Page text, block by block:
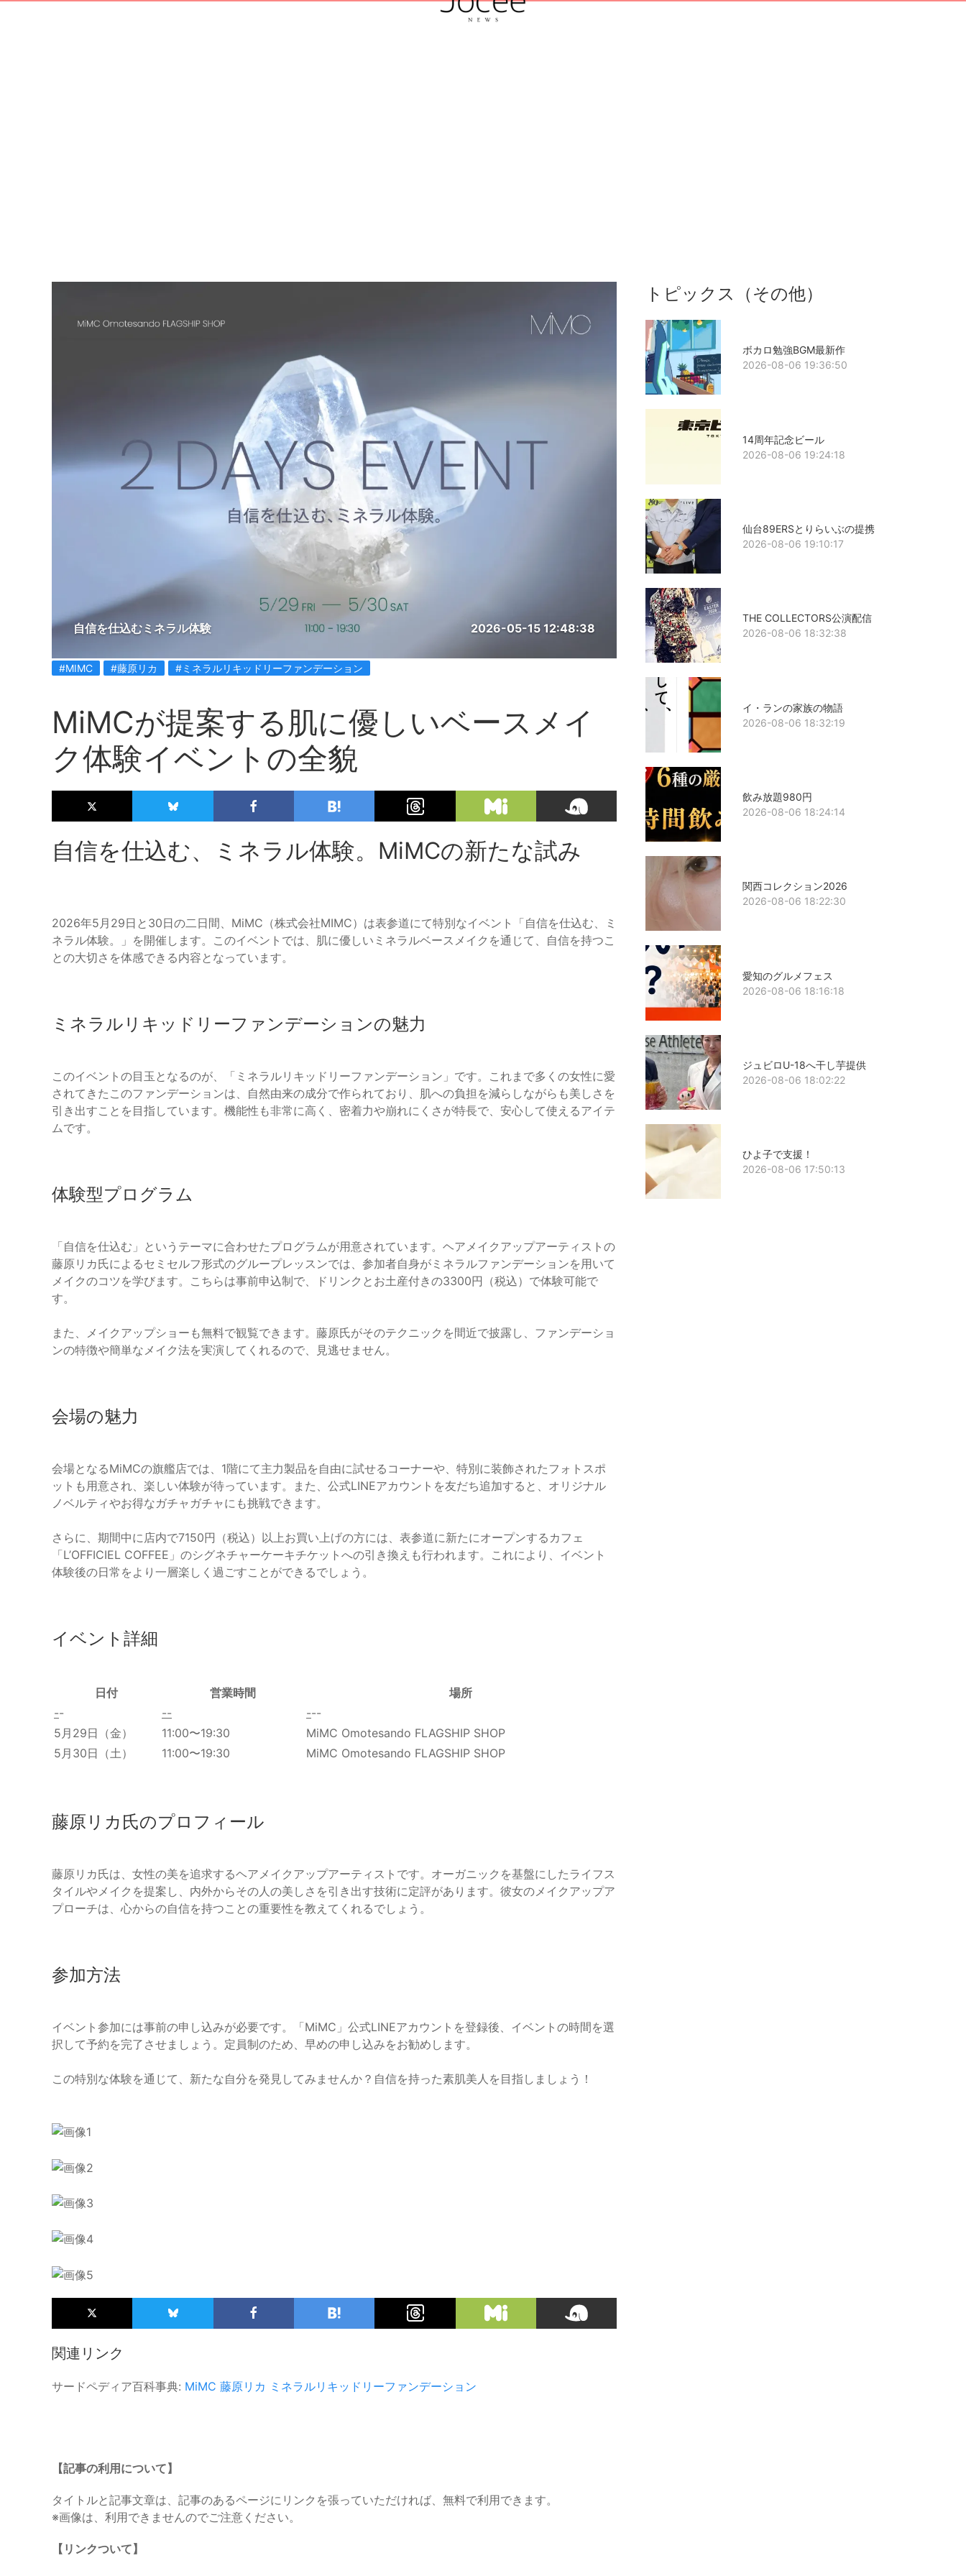
自信を仕込むミネラル体験 2026-05-15 12:48:38
#MIMC #藤原リカ #ミネラルリキッドリーファンデーション
MiMCが提案する肌に優しいベースメイ
ク体験イベントの全貌
自信を仕込む、ミネラル体験。MiMCの新たな試み
2026年5月29日と30日の二日間、MiMC（株式会社MIMC）は表参道にて特別なイベント「自信を仕込む、ミ
ネラル体験。」を開催します。このイベントでは、肌に優しいミネラルベースメイクを通じて、自信を持つこ
との大切さを体感できる内容となっています。
ミネラルリキッドリーファンデーションの魅力
このイベントの目玉となるのが、「ミネラルリキッドリーファンデーション」です。これまで多くの女性に愛
されてきたこのファンデーションは、自然由来の成分で作られており、肌への負担を減らしながらも美しさを
引き出すことを目指しています。機能性も非常に高く、密着力や崩れにくさが特長で、安心して使えるアイテ
ムです。
体験型プログラム
「自信を仕込む」というテーマに合わせたプログラムが用意されています。ヘアメイクアップアーティストの
藤原リカ氏によるセミセルフ形式のグループレッスンでは、参加者自身がミネラルファンデーションを用いて
メイクのコツを学びます。こちらは事前申込制で、ドリンクとお土産付きの3300円（税込）で体験可能で
す。
また、メイクアップショーも無料で観覧できます。藤原氏がそのテクニックを間近で披露し、ファンデーショ
ンの特徴や簡単なメイク法を実演してくれるので、見逃せません。
会場の魅力
会場となるMiMCの旗艦店では、1階にて主力製品を自由に試せるコーナーや、特別に装飾されたフォトスポ
ットも用意され、楽しい体験が待っています。また、公式LINEアカウントを友だち追加すると、オリジナル
ノベルティやお得なガチャガチャにも挑戦できます。
さらに、期間中に店内で7150円（税込）以上お買い上げの方には、表参道に新たにオープンするカフェ
「L’OFFICIEL COFFEE」のシグネチャーケーキチケットへの引き換えも行われます。これにより、イベント
体験後の日常をより一層楽しく過ごすことができるでしょう。
イベント詳細
日付 営業時間
場所
-- -- ---
5月29日（金）
11:00〜19:30
MiMC Omotesando FLAGSHIP SHOP
5月30日（土）
11:00〜19:30 MiMC Omotesando FLAGSHIP SHOP
藤原リカ氏のプロフィール
藤原リカ氏は、女性の美を追求するヘアメイクアップアーティストです。オーガニックを基盤にしたライフス
タイルやメイクを提案し、内外からその人の美しさを引き出す技術に定評があります。彼女のメイクアップア
プローチは、心からの自信を持つことの重要性を教えてくれるでしょう。
参加方法
イベント参加には事前の申し込みが必要です。「MiMC」公式LINEアカウントを登録後、イベントの時間を選
択して予約を完了させましょう。定員制のため、早めの申し込みをお勧めします。
この特別な体験を通じて、新たな自分を発見してみませんか？自信を持った素肌美人を目指しましょう！
関連リンク
サードペディア百科事典: MiMC 藤原リカ ミネラルリキッドリーファンデーション
トピックス（その他）
ボカロ勉強BGM最新作
2026-08-06 19:36:50
14周年記念ビール
2026-08-06 19:24:18
仙台89ERSとりらいぶの提携
2026-08-06 19:10:17
THE COLLECTORS公演配信
2026-08-06 18:32:38
イ・ランの家族の物語
2026-08-06 18:32:19
飲み放題980円
2026-08-06 18:24:14
関西コレクション2026
2026-08-06 18:22:30
愛知のグルメフェス
2026-08-06 18:16:18
ジュビロU-18へ干し芋提供
2026-08-06 18:02:22
ひよ子で支援！
2026-08-06 17:50:13
【記事の利用について】
タイトルと記事文章は、記事のあるページにリンクを張っていただければ、無料で利用できます。
※画像は、利用できませんのでご注意ください。
【リンクついて】